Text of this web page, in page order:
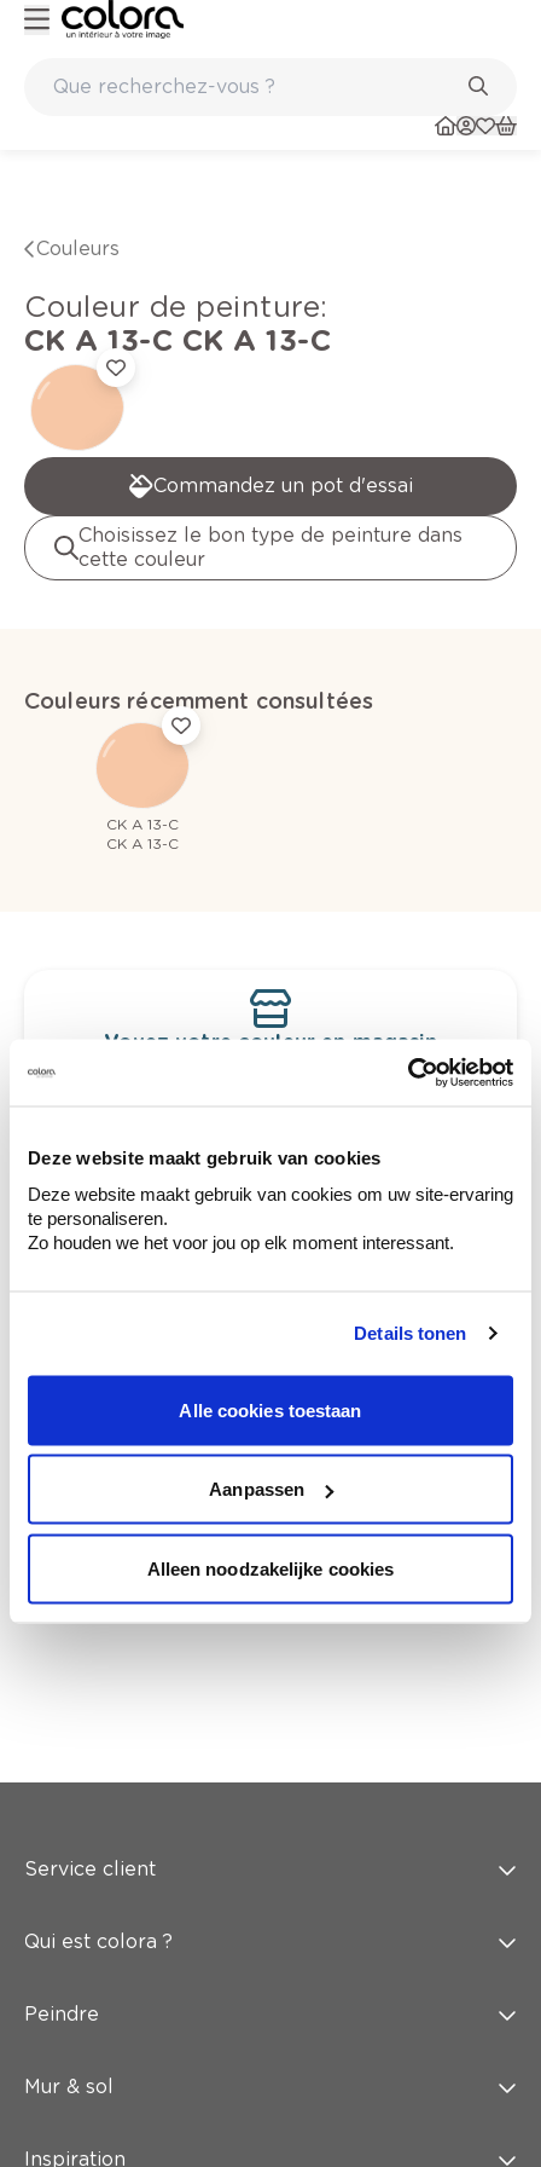
Deze website maakt gebruik van cookies
Deze website maakt gebruik van cookies om uw site-ervaring
te personaliseren.
Zo houden we het voor jou op elk moment interessant.
Details tonen
Alle cookies toestaan
Aanpassen
Alleen noodzakelijke cookies
Couleurs
Couleur de peinture:
CK A 13-C CK A 13-C
Commandez un pot d'essai
Choisissez le bon type de peinture dans
cette couleur
Couleurs récemment consultées
CK A 13-C
CK A 13-C
Voyez votre couleur en magasin
Découvrez des échantillons de votre
votre couleur.
Obtenez des conseils personnalisés sur la
combinaison de couleurs.
Conseil couleur à domicile
en couleur.
l'éclairage et de votre mobilier.
Obtenez un contrôle technologique de vos
Service client
Qui est colora ?
Peindre
Mur & sol
Inspiration